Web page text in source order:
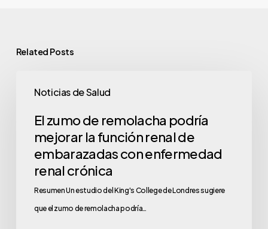
Related Posts
Noticias de Salud
El zumo de remolacha podría
mejorar la función renal de
embarazadas con enfermedad
renal crónica
Resumen Un estudio del King's College de Londres sugiere
que el zumo de remolacha podría…